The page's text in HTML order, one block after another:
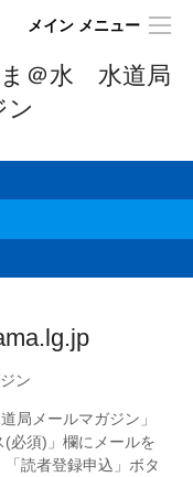
メイン メニュー
ま＠水 水道局
ン
ン
局メールマガジン」
必須)」欄にメールを
読者登録申込」ボタ